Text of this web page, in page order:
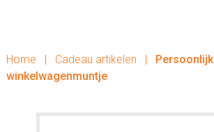
Home | Cadeau artikelen |
Persoonlijk
winkelwagenmuntje